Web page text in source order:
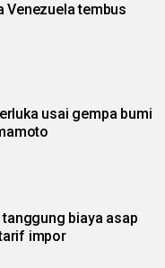
Venezuela tembus
usai gempa bumi
biaya asap
impor